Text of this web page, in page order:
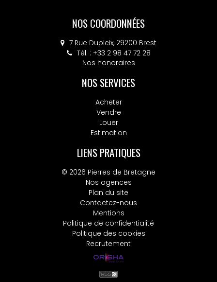
NOS COORDONNÉES
7 Rue Dupleix, 29200 Brest
Tél. : +33 2 98 47 72 28
Nos honoraires
NOS SERVICES
Acheter
Vendre
Louer
Estimation
LIENS PRATIQUES
© 2026 Pierres de Bretagne
Nos agences
Plan du site
Contactez-nous
Mentions
Politique de confidentialité
Politique des cookies
Recrutement